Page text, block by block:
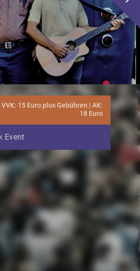
VVK: 15 Euro plus Gebühren | AK:
18 Euro
Event